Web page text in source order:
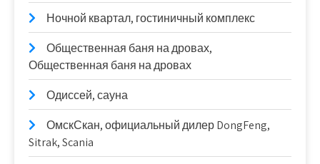
Ночной квартал, гостиничный комплекс
Общественная баня на дровах,
Общественная баня на дровах
Одиссей, сауна
ОмскСкан, официальный дилер DongFeng,
Sitrak, Scania